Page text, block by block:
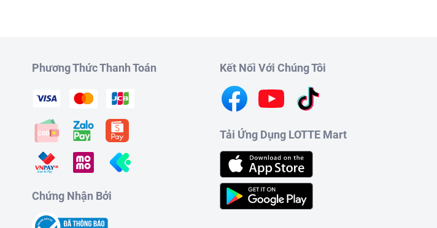
Phương Thức Thanh Toán
Chứng Nhận Bởi
Kết Nối Với Chúng Tôi
Tải Ứng Dụng LOTTE Mart